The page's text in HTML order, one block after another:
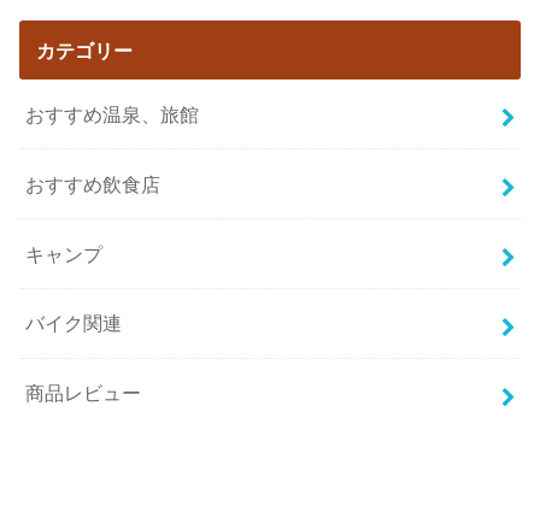
カテゴリー
おすすめ温泉、旅館
おすすめ飲食店
キャンプ
バイク関連
商品レビュー